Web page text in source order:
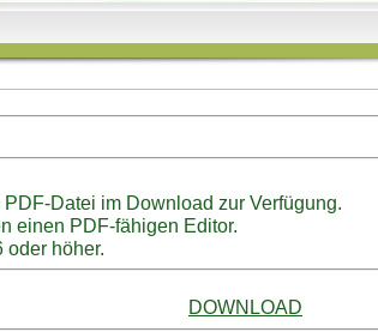
Datei im Download zur Verfügung.
einen PDF-fähigen Editor.
oder höher.
DOWNLOAD